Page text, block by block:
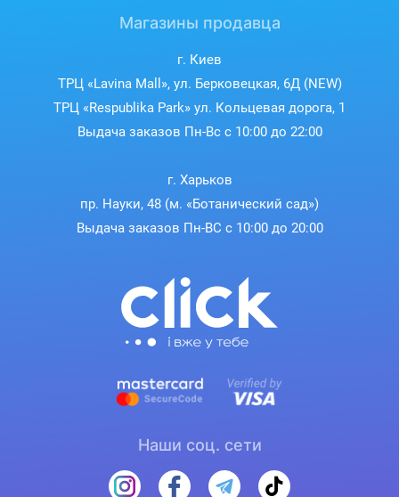
Магазины продавца
г. Киев
ТРЦ «Lavina Mall», ул. Берковецкая, 6Д (NEW)
ТРЦ «Respublika Park» ул. Кольцевая дорога, 1
Выдача заказов Пн-Вс с 10:00 до 22:00
г. Харьков
пр. Науки, 48 (м. «Ботанический сад»)
Выдача заказов Пн-ВС с 10:00 до 20:00
Наши соц. сети